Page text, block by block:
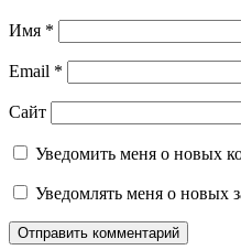
Имя *
Email *
Сайт
Уведомить меня о новых
Уведомлять меня о новых